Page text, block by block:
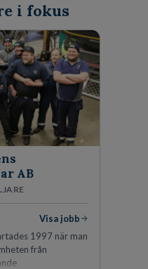
i fokus
AB
Visa jobb
1997 när man
från